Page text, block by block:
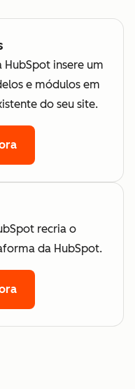
insere um
e módulos em
do seu site.
recria o
da HubSpot.